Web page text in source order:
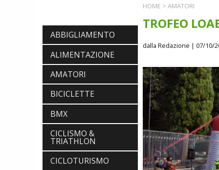
ABBIGLIAMENTO
ALIMENTAZIONE
AMATORI
BICICLETTE
BMX
CICLISMO &
TRIATHLON
CICLOTURISMO
HOME > AMATORI
TROFEO
dalla Redazione | 07/10/